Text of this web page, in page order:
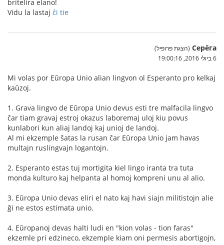
britelira elano!
Vidu la lastaj ĉi tie
Серёга (הצגת פרופיל)
6 ביולי 2016, 19:00:16
Mi volas por Eŭropa Unio alian lingvon ol Esperanto pro kelkaj
kaŭzoj.
1. Grava lingvo de Eŭropa Unio devus esti tre malfacila lingvo
ĉar tiam gravaj estroj okazus laboremaj uloj kiu povus
kunlabori kun aliaj landoj kaj unioj de landoj.
Al mi ekzemple ŝatas la rusan ĉar Eŭropa Unio jam havas
multajn ruslingvajn logantojn.
2. Esperanto estas tuj mortigita kiel lingo iranta tra tuta
monda kulturo kaj helpanta al homoj kompreni unu al alio.
3. Eŭropa Unio devas eliri el nato kaj havi siajn militistojn alie
ĝi ne estos estimata unio.
4. Eŭropanoj devas halti ludi en "kion volas - tion faras"
ekzemle pri edzineco, ekzemple kiam oni permesis abortigojn,